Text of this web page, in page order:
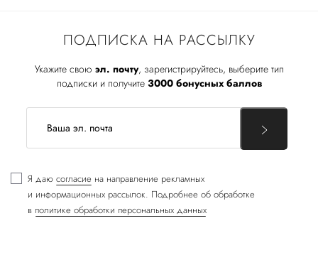
ПОДПИСКА НА РАССЫЛКУ
Укажите свою эл. почту, зарегистрируйтесь, выберите тип
подписки и получите 3000 бонусных баллов
Я даю согласие на направление рекламных
и информационных рассылок. Подробнее об обработке
в политике обработки персональных данных